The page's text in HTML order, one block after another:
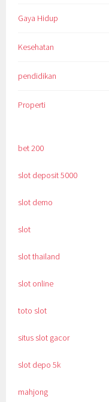
Gaya Hidup
Kesehatan
pendidikan
Properti
bet 200
slot deposit 5000
slot demo
slot
slot thailand
slot online
toto slot
situs slot gacor
slot depo 5k
mahjong